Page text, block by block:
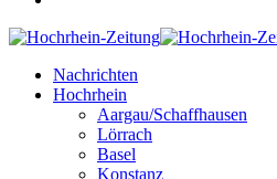
Nachrichten
Hochrhein
Aargau/Schaffhausen
Lörrach
Basel
Konstanz